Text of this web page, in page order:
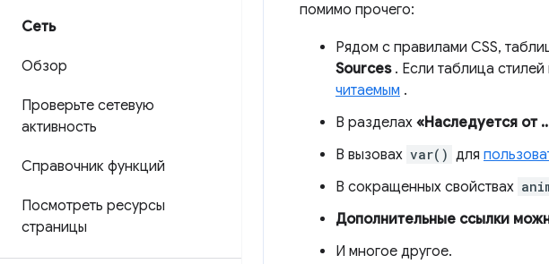
Сеть
Обзор
Проверьте сетевую
активность
Справочник функций
Посмотреть ресурсы
страницы
помимо прочего:
Рядом с правилами CSS,
Sources. Если таблица
читаемым .
В разделах «Наследуется от
В вызовах var() для
В сокращенных свойствах
Дополнительные ссылки
И многое другое.